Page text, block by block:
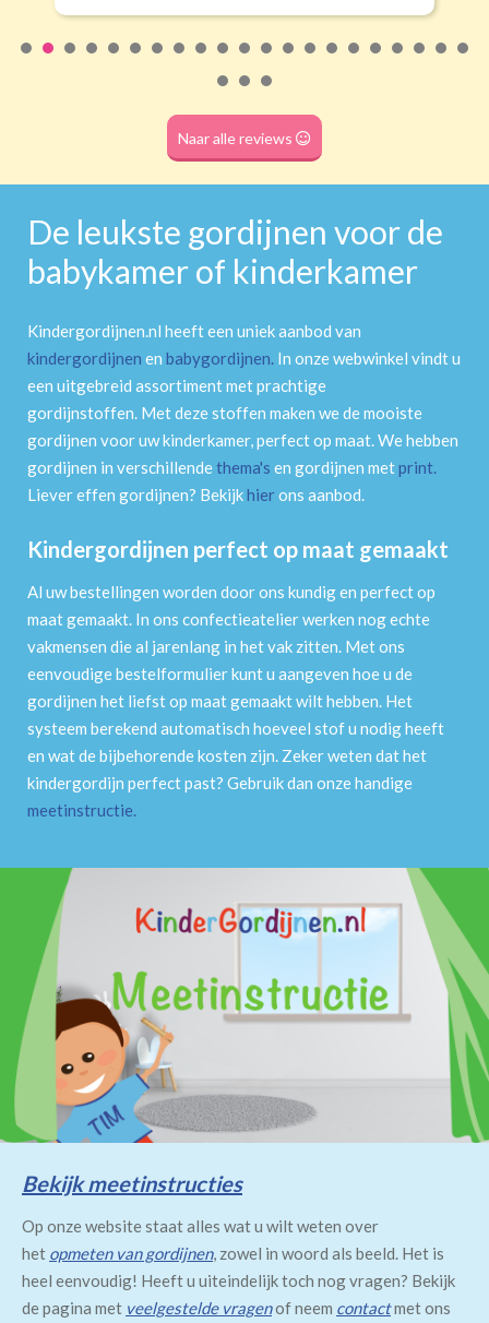
(dubbele tunnel)
Naar alle reviews
De leukste gordijnen voor de
babykamer of kinderkamer
Kindergordijnen.nl heeft een uniek aanbod van
kindergordijnen en babygordijnen. In onze webwinkel vindt u
een uitgebreid assortiment met prachtige
gordijnstoffen. Met deze stoffen maken we de mooiste
gordijnen voor uw kinderkamer, perfect op maat. We hebben
gordijnen in verschillendethema's en gordijnen metprint.
Liever effen gordijnen? Bekijkhierons aanbod.
Kindergordijnen perfect op maat gemaakt
Al uw bestellingen worden door ons kundig en perfect op
maat gemaakt. In ons confectieatelier werken nog echte
vakmensen die al jarenlang in het vak zitten. Met ons
eenvoudige bestelformulier kunt u aangeven hoe u de
gordijnen het liefst op maat gemaakt wilt hebben. Het
systeem berekend automatisch hoeveel stof u nodig heeft
en wat de bijbehorende kosten zijn. Zeker weten dat het
kindergordijn perfect past? Gebruik dan onze handige
meetinstructie.
Bekijk meetinstructies
Op onze website staat alles wat u wilt weten over
het opmeten van gordijnen, zowel in woord als beeld. Het is
heel eenvoudig! Heeft u uiteindelijk toch nog vragen? Bekijk
de pagina met veelgestelde vragenof neem contactmet ons